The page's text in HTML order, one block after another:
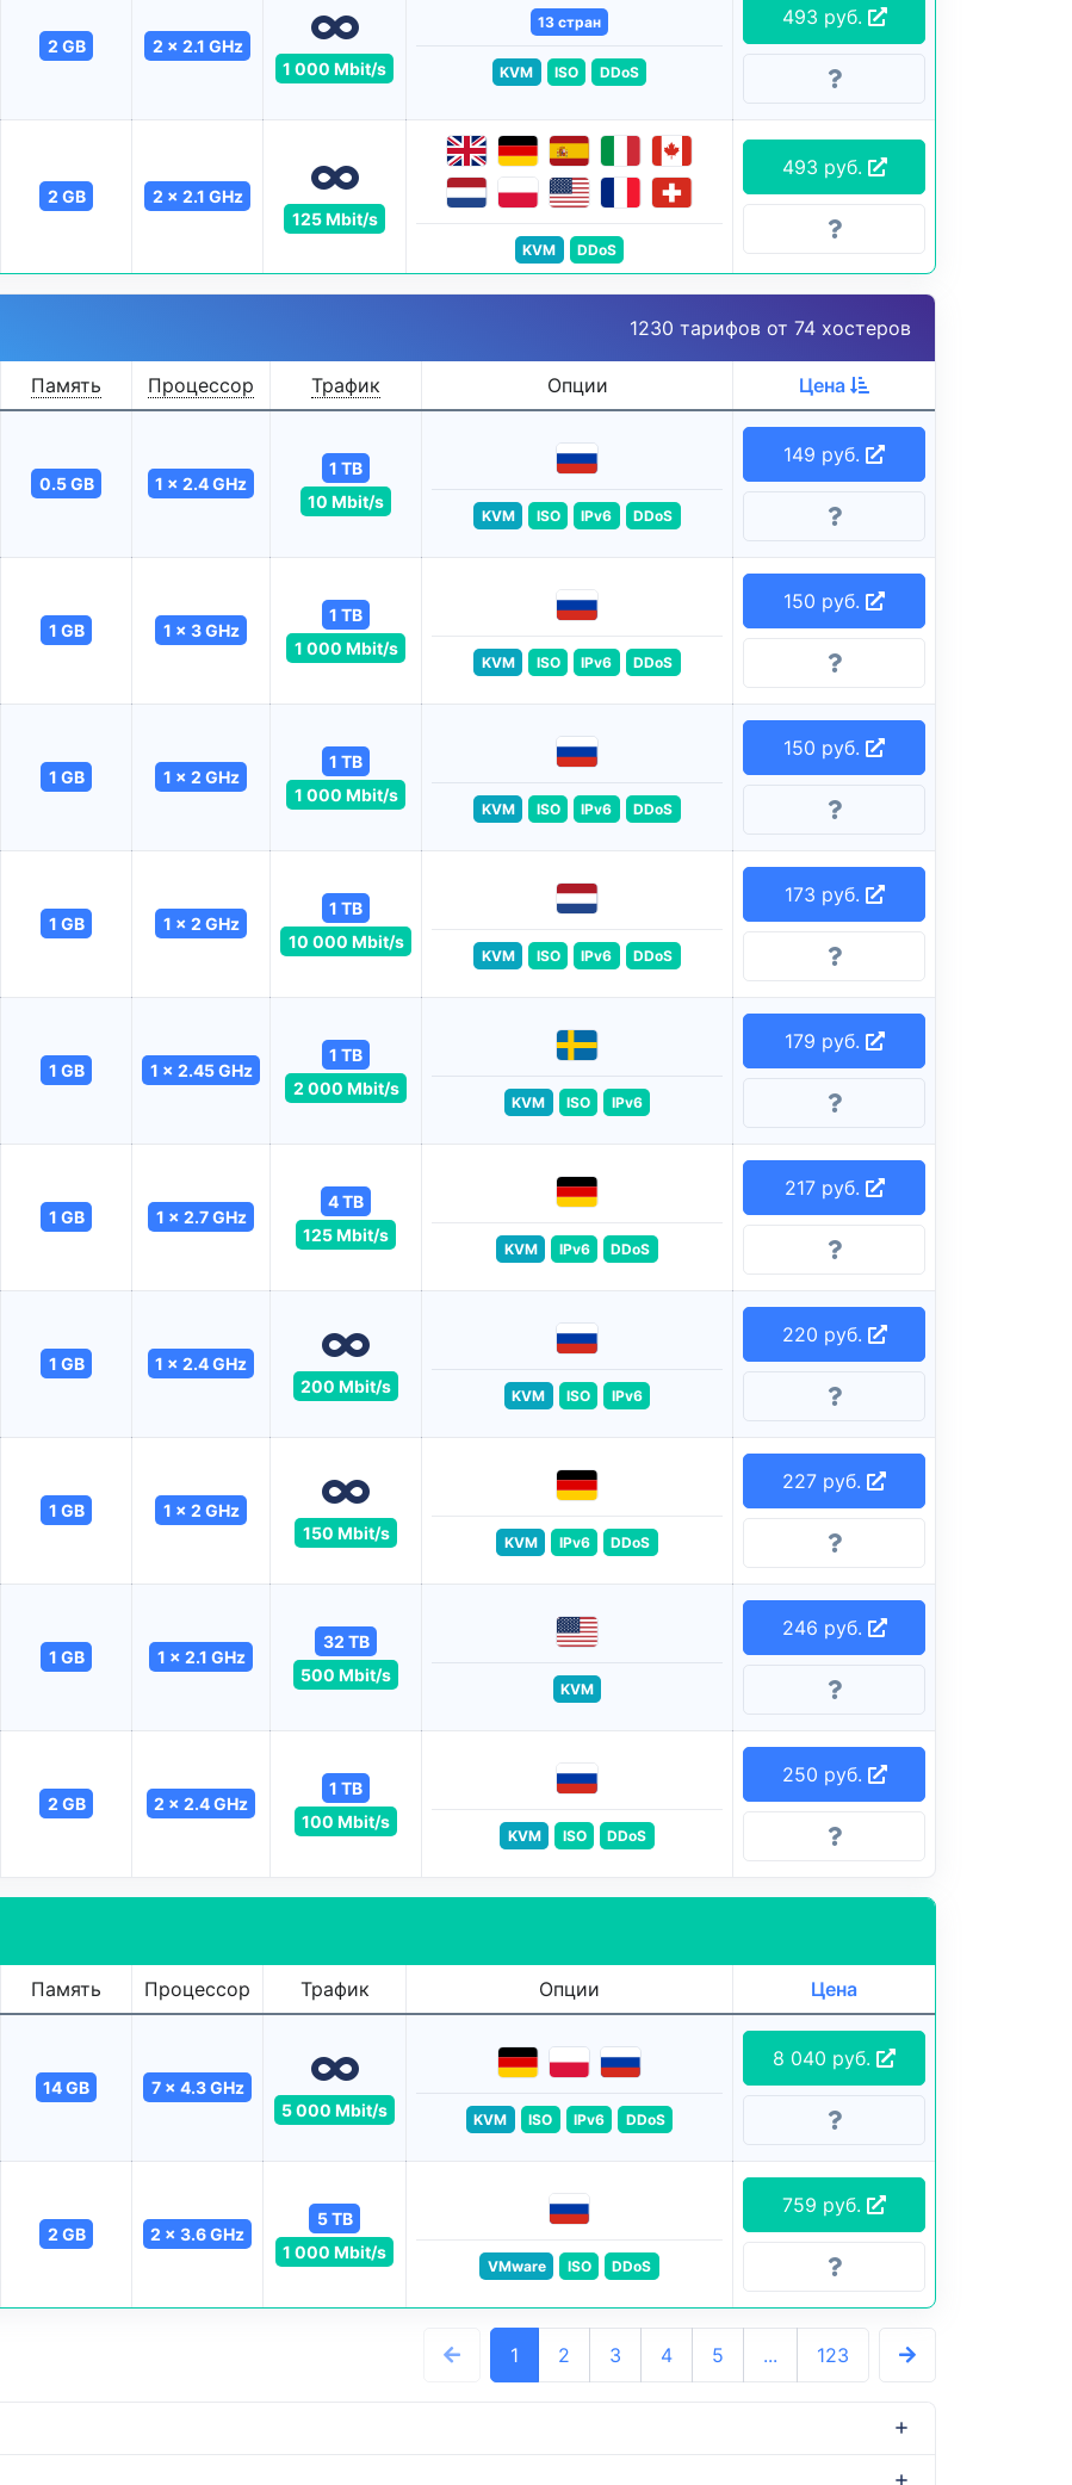
2 GB
2 x 2.1 GHz
1 000 Mbit/s
13 стран
KVM ISO DDoS
493 руб.
2 GB
2 x 2.1 GHz
125 Mbit/s
KVM DDoS
493 руб.
1230 тарифов от 74 хостеров
Память Процессор Трафик Опции Цена
0.5 GB 1 x 2.4 GHz
1 TB
10 Mbit/s
KVM ISO IPv6 DDoS
149 руб.
1 GB 1 x 3 GHz
1 TB
1 000 Mbit/s
KVM ISO IPv6 DDoS
150 руб.
1 GB 1 x 2 GHz
1 TB
1 000 Mbit/s
KVM ISO IPv6 DDoS
150 руб.
1 GB 1 x 2 GHz
1 TB
10 000 Mbit/s
KVM ISO IPv6 DDoS
173 руб.
1 GB 1 x 2.45 GHz
1 TB
2 000 Mbit/s
KVM ISO IPv6
179 руб.
1 GB 1 x 2.7 GHz
4 TB
125 Mbit/s
KVM IPv6 DDoS
217 руб.
1 GB
1 x 2.4 GHz
200 Mbit/s
KVM ISO IPv6
220 руб.
1 GB
1 x 2 GHz
150 Mbit/s
KVM IPv6 DDoS
227 руб.
1 GB 1 x 2.1 GHz
32 TB
500 Mbit/s
KVM
246 руб.
2 GB 2 x 2.4 GHz
1 TB
100 Mbit/s
KVM ISO DDoS
250 руб.
Память Процессор Трафик Опции Цена
14 GB
7 x 4.3 GHz
5 000 Mbit/s
KVM ISO IPv6 DDoS
8 040 руб.
2 GB 2 x 3.6 GHz
5 TB
1 000 Mbit/s
VMware ISO DDoS
759 руб.
1 2 3 4 5 ... 123